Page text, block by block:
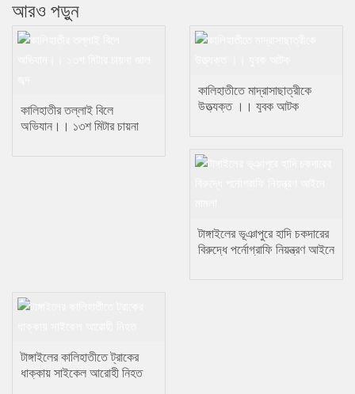
আরও পড়ুন
কালিহাতীর তল্লাই বিলে
অভিযান।। ১৩শ মিটার চায়না
কালিহাতীতে মাদ্রাসাছাত্রীকে
উত্ত্যক্ত ।। যুবক আটক
টাঙ্গাইলের ভূঞাপুরে হাদি চকদারের
বিরুদ্ধে পর্নোগ্রাফি নিয়ন্ত্রণ আইনে
টাঙ্গাইলের কালিহাতীতে ট্রাকের
ধাক্কায় সাইকেল আরোহী নিহত